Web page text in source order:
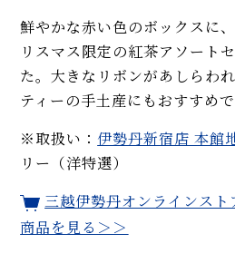
鮮やかな赤い色のボックスに
リスマス限定の紅茶アソート
た。大きなリボンがあしらわ
ティーの手土産にもおすすめで
※取扱い： 伊勢丹新宿店 本館
リー（洋特選）
三越伊勢丹オンラインス
商品を見る＞＞